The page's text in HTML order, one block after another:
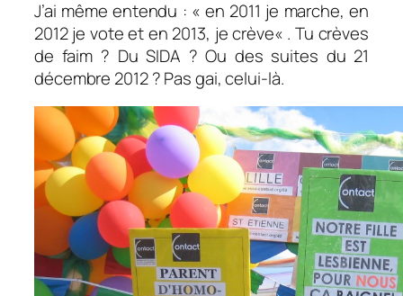
J’ai même entendu : « en 2011 je marche, en
2012 je vote et en 2013, je crève« . Tu crèves
de faim ? Du SIDA ? Ou des suites du 21
décembre 2012 ? Pas gai, celui-là.